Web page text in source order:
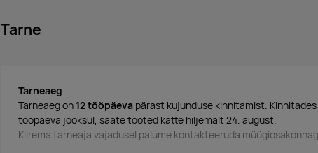
Tarne
Tarneaeg
Tarneaeg on 12 tööpäeva pärast kujunduse kinnitamist.
tööpäeva jooksul, saate tooted kätte hiljemalt 24. august.
Kiirema tarneaja vajadusel palume kontakteeruda